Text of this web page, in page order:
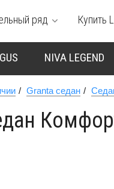
ряд Купить
NIVA LEGEND
Granta седан